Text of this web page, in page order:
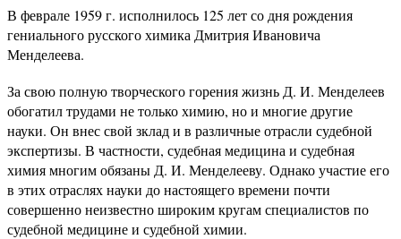
В феврале 1959 г. исполнилось 125 лет со дня рождения
гениального русского химика Дмитрия Ивановича
Менделеева.
За свою полную творческого горения жизнь Д. И. Менделеев
обогатил трудами не только химию, но и многие другие
науки. Он внес свой зклад и в различные отрасли судебной
экспертизы. В частности, судебная медицина и судебная
химия многим обязаны Д. И. Менделееву. Однако участие его
в этих отраслях науки до настоящего времени почти
совершенно неизвестно широким кругам специалистов по
судебной медицине и судебной химии.